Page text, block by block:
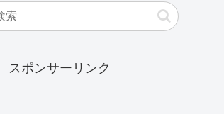
スポンサーリンク